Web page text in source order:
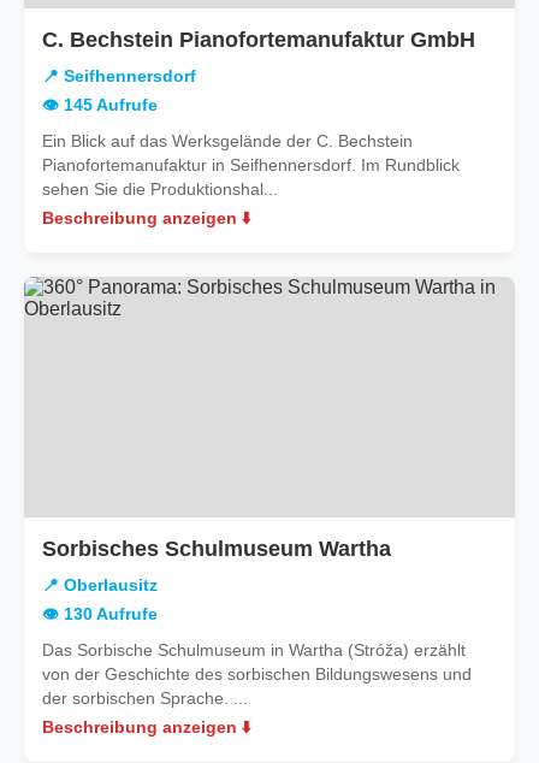
C. Bechstein Pianofortemanufaktur GmbH
📍 Seifhennersdorf
👁️ 145 Aufrufe
Ein Blick auf das Werksgelände der C. Bechstein
Pianofortemanufaktur in Seifhennersdorf. Im Rundblick
sehen Sie die Produktionshal...
Beschreibung anzeigen ⬇️
Sorbisches Schulmuseum Wartha
📍 Oberlausitz
👁️ 130 Aufrufe
Das Sorbische Schulmuseum in Wartha (Stróža) erzählt
von der Geschichte des sorbischen Bildungswesens und
der sorbischen Sprache. ...
Beschreibung anzeigen ⬇️